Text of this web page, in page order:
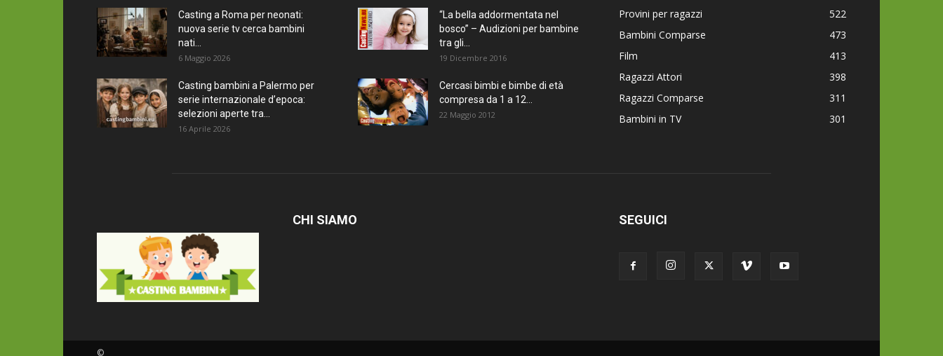
Casting a Roma per neonati:
nuova serie tv cerca bambini
nati...
6 Maggio 2026
Casting bambini a Palermo per
serie internazionale d’epoca:
selezioni aperte tra...
16 Aprile 2026
“La bella addormentata nel
bosco” – Audizioni per bambine
tra gli...
19 Dicembre 2016
Cercasi bimbi e bimbe di età
compresa da 1 a 12...
22 Maggio 2012
Provini per ragazzi
522
Bambini Comparse
473
Film
413
Ragazzi Attori
398
Ragazzi Comparse
311
Bambini in TV
301
CHI SIAMO SEGUICI
©